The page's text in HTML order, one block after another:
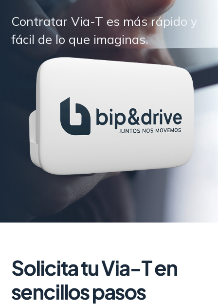
Contratar Via-T es más rápido y
fácil de lo que imaginas.
Solicita tu Via-T en
sencillos pasos